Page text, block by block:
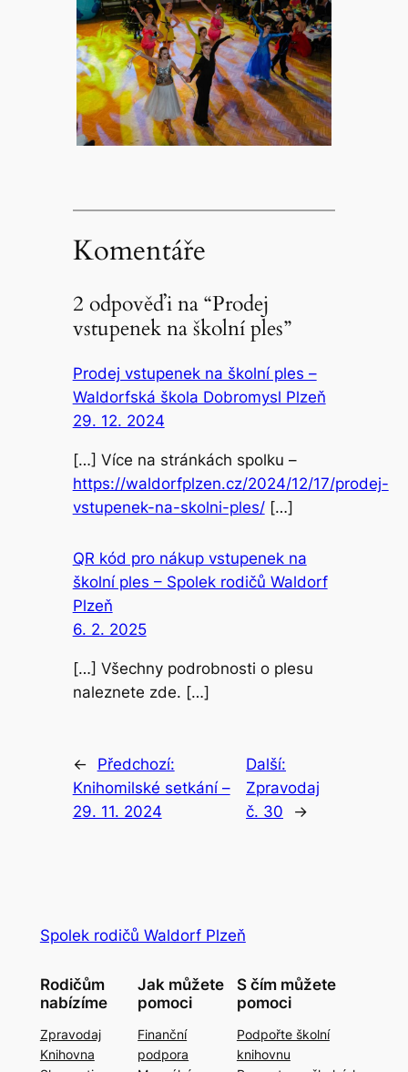
Komentáře
2 odpověďi na “Prodej
vstupenek na školní ples”
Prodej vstupenek na školní ples –
Waldorfská škola Dobromysl Plzeň
29. 12. 2024
[…] Více na stránkách spolku –
https://waldorfplzen.cz/2024/12/17/prodej-
vstupenek-na-skolni-ples/[…]
QR kód pro nákup vstupenek na
školní ples – Spolek rodičů Waldorf
Plzeň
6. 2. 2025
[…] Všechny podrobnosti o plesu
naleznete zde. […]
←
Předchozí:
Knihomilské setkání –
29. 11. 2024
Další:
Zpravodaj
č. 30
→
Spolek rodičů Waldorf Plzeň
Rodičům
nabízíme
Zpravodaj
Knihovna
Jak můžete
pomoci
Finanční
podpora
S čím můžete
pomoci
Podpořte školní
knihovnu